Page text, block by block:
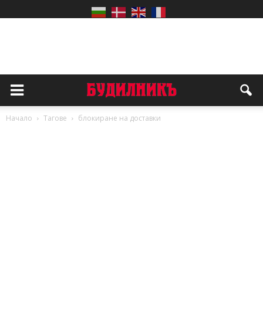
Начало Тагове блокиране на доставки